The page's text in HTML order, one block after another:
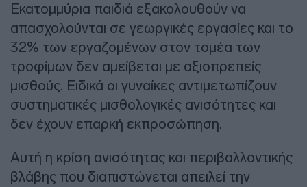
Εκατομμύρια παιδιά εξακολουθούν να
απασχολούνται σε γεωργικές εργασίες και το
32% των εργαζομένων στον τομέα των
τροφίμων δεν αμείβεται με αξιοπρεπείς
μισθούς. Ειδικά οι γυναίκες αντιμετωπίζουν
συστηματικές μισθολογικές ανισότητες και
δεν έχουν επαρκή εκπροσώπηση.
Αυτή η κρίση ανισότητας και περιβαλλοντικής
βλάβης που διαπιστώνεται απειλεί την